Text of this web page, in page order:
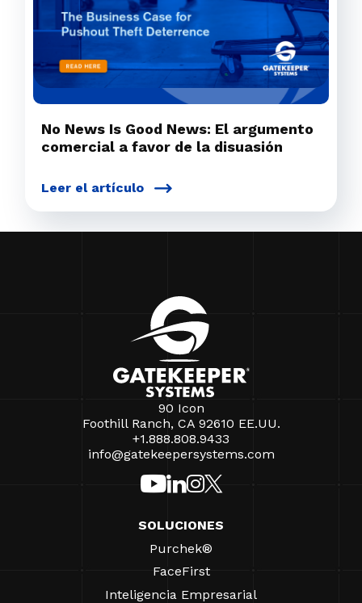
No News Is Good News: El argumento
comercial a favor de la disuasión
Leer el artículo
90 Icon
Foothill Ranch, CA 92610 EE.UU.
+1.888.808.9433
info@gatekeepersystems.com
SOLUCIONES
Purchek®
FaceFirst
Inteligencia Empresarial